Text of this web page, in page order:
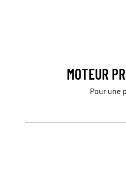
MOTEUR
Pour une